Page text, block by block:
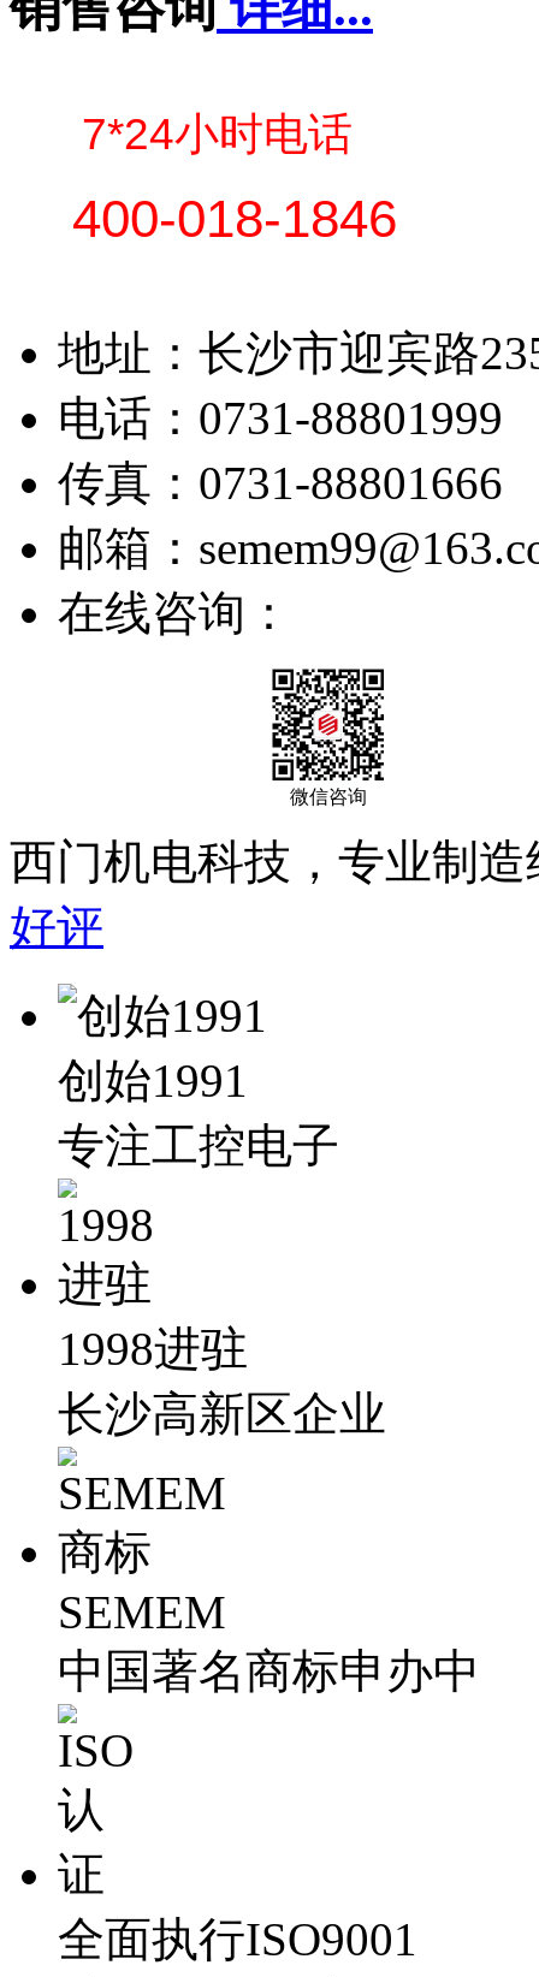
7*24小时电话
400-018-1846
地址：长沙市迎宾路
电话：0731-88801999
传真：0731-88801666
邮箱：
在线咨询：
微信咨询
西门机电科技，专业制造
好评
创始1991
专注工控电子
1998进驻
长沙高新区企业
SEMEM
中国著名商标申办中
全面执行ISO9001